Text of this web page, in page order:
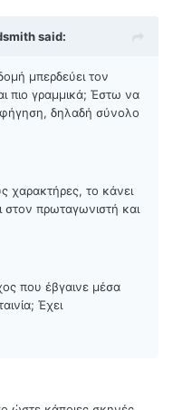
said:
μπερδεύει τον
πιο γραμμικά; Έστω να
δηλαδή σύνολο
χαρακτήρες, το κάνει
πρωταγωνιστή και
που έβγαινε μέσα
Έχει